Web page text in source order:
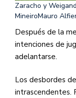
Zaracho y
MineiroMauro
Después de la
intenciones de
adelantarse.
Los desbordes
intrascendentes.